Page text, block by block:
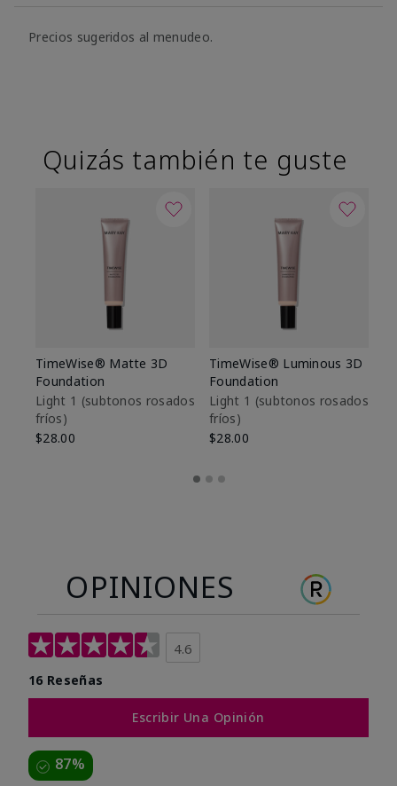
Precios sugeridos al menudeo.
Quizás también te guste
TimeWise® Matte 3D
Foundation
Light 1​ (subtonos rosados
fríos)
$28.00
TimeWise® Luminous 3D
Foundation
Light 1​ (subtonos rosados
fríos)
$28.00
OPINIONES
4.6
16 Reseñas
Escribir Una Opinión
87%